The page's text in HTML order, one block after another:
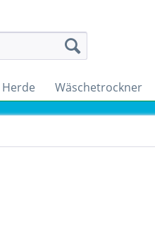
Herde Wäschetrockner